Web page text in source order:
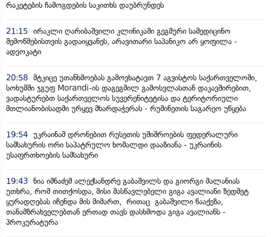
რაკეტების ჩამოგდების საკითხს დაუბრუნდეს
21:15 ირაკლი ღარიბაშვილი კლინიკაში გეგმური სამედიცინო
შემოწმებისთვის გადაიყვანეს, არავითარი საპანიკო არ ყოფილა -
ადვოკატი
20:58 მტკიცე უთანხმოებას გამოვხატავთ 7 აგვისტოს საქართველოში,
სოხუმში ჯგუფ Morandi-ის დაგეგმილ გამოსვლასთან დაკავშირებით,
ვადასტურებთ საქართველოს სუვერენიტეტისა და ტერიტორიული
მთლიანობისადმი ურყევ მხარდაჭერას - რუმინეთის საგარეო უწყება
19:54 უკრაინამ დრონებით რუსეთის უშიშროების ფედერალური
სამსახურის ორი საპატრულო ხომალდი დააზიანა - უკრაინის
უსაფრთხოების სამსახური
19:43 ნია იმნაძემ ალექსანდრე გაბაშვილს და გიორგი მალანიას
უთხრა, რომ თითქოსდა, მისი მასწავლებელი გიგა ავალიანი ზედმეტ
ყურადღებას იჩენდა მის მიმართ, რითაც გაბაშვილი წააქეზა,
თანამზრახველებთან ერთად თავს დასხმოდა გიგა ავალიანს -
პროკურატურა